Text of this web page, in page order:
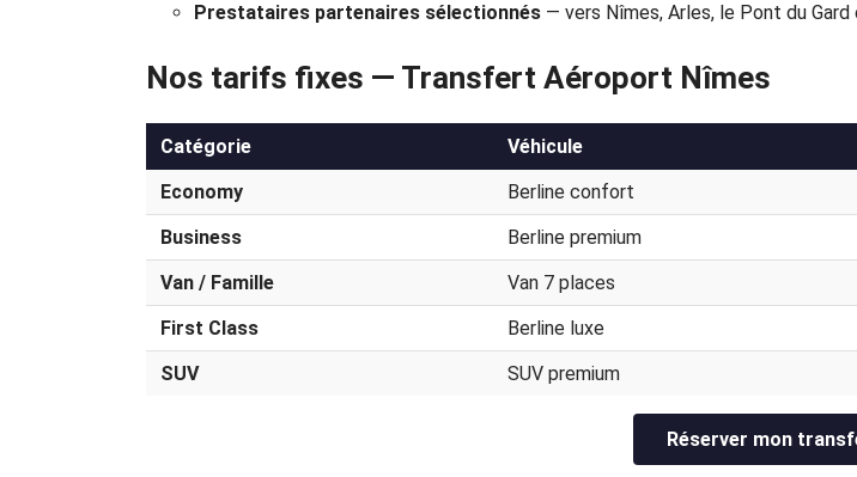
Prestataires partenaires sélectionnés — vers Nîmes, Arles, le Pont du Gard
Nos tarifs fixes — Transfert Aéroport Nîmes
Catégorie Véhicule
Economy
Berline confort
Business
Berline premium
Van / Famille
Van 7 places
First Class
Berline luxe
SUV
SUV premium
Réserver mon